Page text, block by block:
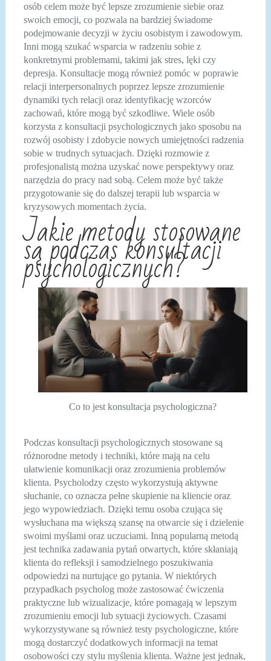
osób celem może być lepsze zrozumienie siebie oraz
swoich emocji, co pozwala na bardziej świadome
podejmowanie decyzji w życiu osobistym i zawodowym.
Inni mogą szukać wsparcia w radzeniu sobie z
konkretnymi problemami, takimi jak stres, lęki czy
depresja. Konsultacje mogą również pomóc w poprawie
relacji interpersonalnych poprzez lepsze zrozumienie
dynamiki tych relacji oraz identyfikację wzorców
zachowań, które mogą być szkodliwe. Wiele osób
korzysta z konsultacji psychologicznych jako sposobu na
rozwój osobisty i zdobycie nowych umiejętności radzenia
sobie w trudnych sytuacjach. Dzięki rozmowie z
profesjonalistą można uzyskać nowe perspektywy oraz
narzędzia do pracy nad sobą. Celem może być także
przygotowanie się do dalszej terapii lub wsparcia w
kryzysowych momentach życia.
Jakie metody stosowane
są podczas konsultacji
psychologicznych?
Co to jest konsultacja psychologiczna?
Podczas konsultacji psychologicznych stosowane są
różnorodne metody i techniki, które mają na celu
ułatwienie komunikacji oraz zrozumienia problemów
klienta. Psycholodzy często wykorzystują aktywne
słuchanie, co oznacza pełne skupienie na kliencie oraz
jego wypowiedziach. Dzięki temu osoba czująca się
wysłuchana ma większą szansę na otwarcie się i dzielenie
swoimi myślami oraz uczuciami. Inną popularną metodą
jest technika zadawania pytań otwartych, które skłaniają
klienta do refleksji i samodzielnego poszukiwania
odpowiedzi na nurtujące go pytania. W niektórych
przypadkach psycholog może zastosować ćwiczenia
praktyczne lub wizualizacje, które pomagają w lepszym
zrozumieniu emocji lub sytuacji życiowych. Czasami
wykorzystywane są również testy psychologiczne, które
mogą dostarczyć dodatkowych informacji na temat
osobowości czy stylu myślenia klienta. Ważne jest jednak,